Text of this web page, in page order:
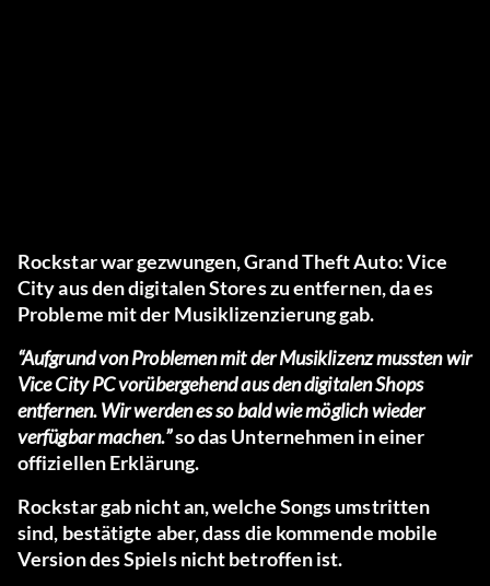
Rockstar war gezwungen, Grand Theft Auto: Vice
City aus den digitalen Stores zu entfernen, da es
Probleme mit der Musiklizenzierung gab.
“Aufgrund von Problemen mit der Musiklizenz mussten wir
Vice City PC vorübergehend aus den digitalen Shops
entfernen. Wir werden es so bald wie möglich wieder
verfügbar machen.”so das Unternehmen in einer
offiziellen Erklärung.
Rockstar gab nicht an, welche Songs umstritten
sind, bestätigte aber, dass die kommende mobile
Version des Spiels nicht betroffen ist.